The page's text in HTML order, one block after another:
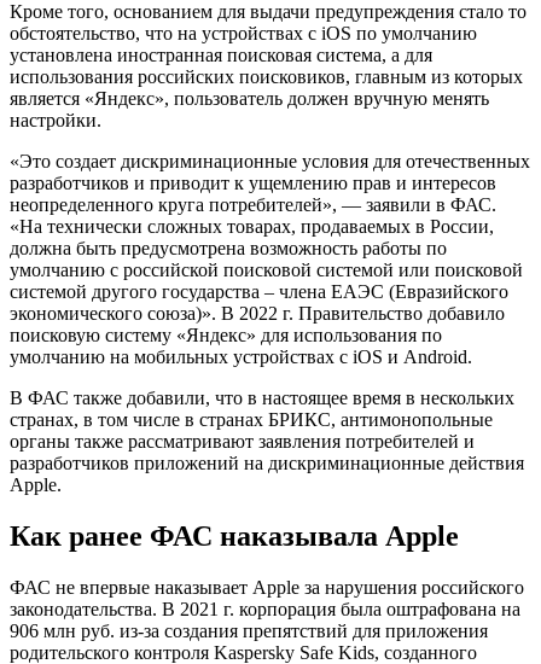
Кроме того, основанием для выдачи предупреждения стало то
обстоятельство, что на устройствах с iOS по умолчанию
установлена иностранная поисковая система, а для
использования российских поисковиков, главным из которых
является «Яндекс», пользователь должен вручную менять
настройки.
«Это создает дискриминационные условия для отечественных
разработчиков и приводит к ущемлению прав и интересов
неопределенного круга потребителей», — заявили в ФАС.
«На технически сложных товарах, продаваемых в России,
должна быть предусмотрена возможность работы по
умолчанию с российской поисковой системой или поисковой
системой другого государства – члена ЕАЭС (Евразийского
экономического союза)». В 2022 г. Правительство добавило
поисковую систему «Яндекс» для использования по
умолчанию на мобильных устройствах с iOS и Android.
В ФАС также добавили, что в настоящее время в нескольких
странах, в том числе в странах БРИКС, антимонопольные
органы также рассматривают заявления потребителей и
разработчиков приложений на дискриминационные действия
Apple.
Как ранее ФАС наказывала Apple
ФАС не впервые наказывает Apple за нарушения российского
законодательства. В 2021 г. корпорация была оштрафована на
906 млн руб. из-за создания препятствий для приложения
родительского контроля Kaspersky Safe Kids, созданного